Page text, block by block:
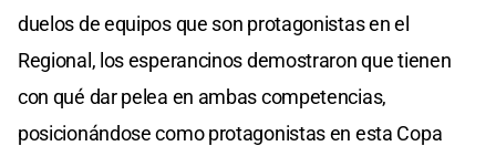
duelos de equipos que son protagonistas en el
Regional, los esperancinos demostraron que tienen
con qué dar pelea en ambas competencias,
posicionándose como protagonistas en esta Copa